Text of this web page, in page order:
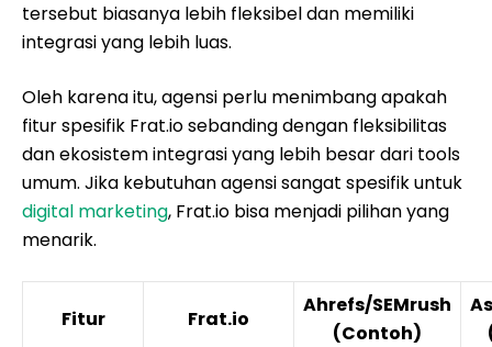
tersebut biasanya lebih fleksibel dan memiliki
integrasi yang lebih luas.
Oleh karena itu, agensi perlu menimbang apakah
fitur spesifik Frat.io sebanding dengan fleksibilitas
dan ekosistem integrasi yang lebih besar dari tools
umum. Jika kebutuhan agensi sangat spesifik untuk
digital marketing, Frat.io bisa menjadi pilihan yang
menarik.
Fitur Frat.io
Ahrefs/SEMrush
(Contoh)